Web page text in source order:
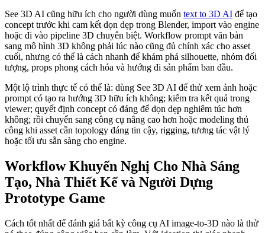
See 3D AI cũng hữu ích cho người dùng muốn text to 3D AI để tạo
concept trước khi cam kết dọn dẹp trong Blender, import vào engine
hoặc đi vào pipeline 3D chuyên biệt. Workflow prompt văn bản
sang mô hình 3D không phải lúc nào cũng đủ chính xác cho asset
cuối, nhưng có thể là cách nhanh để khám phá silhouette, nhóm đối
tượng, props phong cách hóa và hướng đi sản phẩm ban đầu.
Một lộ trình thực tế có thể là: dùng See 3D AI để thử xem ảnh hoặc
prompt có tạo ra hướng 3D hữu ích không; kiểm tra kết quả trong
viewer; quyết định concept có đáng để dọn dẹp nghiêm túc hơn
không; rồi chuyển sang công cụ nâng cao hơn hoặc modeling thủ
công khi asset cần topology đáng tin cậy, rigging, tương tác vật lý
hoặc tối ưu sẵn sàng cho engine.
Workflow Khuyến Nghị Cho Nhà Sáng
Tạo, Nhà Thiết Kế và Người Dựng
Prototype Game
Cách tốt nhất để đánh giá bất kỳ công cụ AI image-to-3D nào là thử